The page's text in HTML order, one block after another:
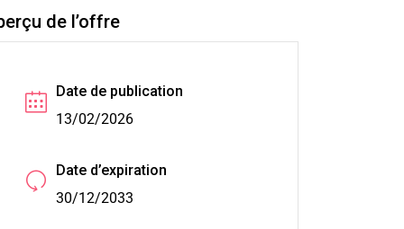
de l’offre
Date de publication
13/02/2026
Date d’expiration
30/12/2033